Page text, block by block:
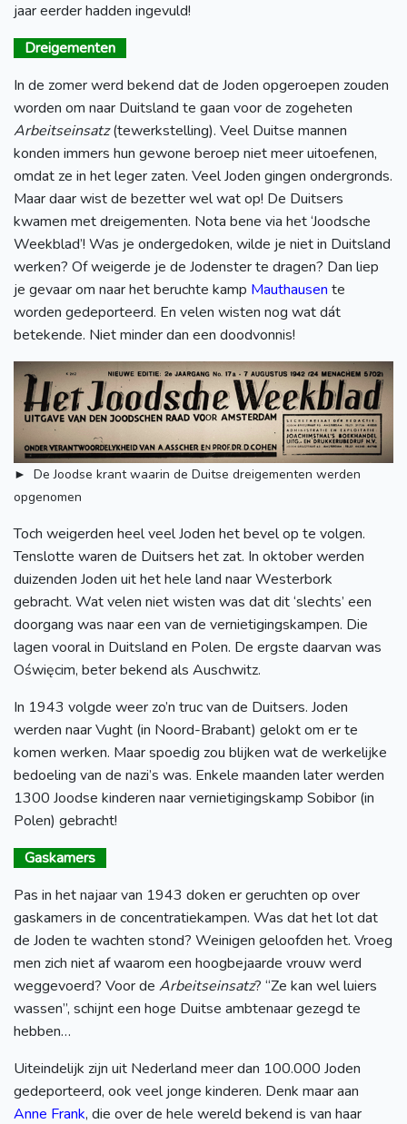
jaar eerder hadden ingevuld!
Dreigementen
In de zomer werd bekend dat de Joden opgeroepen zouden
worden om naar Duitsland te gaan voor de zogeheten
Arbeitseinsatz(tewerkstelling). Veel Duitse mannen
konden immers hun gewone beroep niet meer uitoefenen,
omdat ze in het leger zaten. Veel Joden gingen ondergronds.
Maar daar wist de bezetter wel wat op! De Duitsers
kwamen met dreigementen. Nota bene via het ‘Joodsche
Weekblad’! Was je ondergedoken, wilde je niet in Duitsland
werken? Of weigerde je de Jodenster te dragen? Dan liep
je gevaar om naar het beruchte kamp Mauthausen te
worden gedeporteerd. En velen wisten nog wat dát
betekende. Niet minder dan een doodvonnis!
► De Joodse krant waarin de Duitse dreigementen werden
opgenomen
Toch weigerden heel veel Joden het bevel op te volgen.
Tenslotte waren de Duitsers het zat. In oktober werden
duizenden Joden uit het hele land naar Westerbork
gebracht. Wat velen niet wisten was dat dit ‘slechts’ een
doorgang was naar een van de vernietigingskampen. Die
lagen vooral in Duitsland en Polen. De ergste daarvan was
Oświęcim, beter bekend als Auschwitz.
In 1943 volgde weer zo’n truc van de Duitsers. Joden
werden naar Vught (in Noord-Brabant) gelokt om er te
komen werken. Maar spoedig zou blijken wat de werkelijke
bedoeling van de nazi’s was. Enkele maanden later werden
1300 Joodse kinderen naar vernietigingskamp Sobibor (in
Polen) gebracht!
Gaskamers
Pas in het najaar van 1943 doken er geruchten op over
gaskamers in de concentratiekampen. Was dat het lot dat
de Joden te wachten stond? Weinigen geloofden het. Vroeg
men zich niet af waarom een hoogbejaarde vrouw werd
weggevoerd? Voor de Arbeitseinsatz? “Ze kan wel luiers
wassen”, schijnt een hoge Duitse ambtenaar gezegd te
hebben…
Uiteindelijk zijn uit Nederland meer dan 100.000 Joden
gedeporteerd, ook veel jonge kinderen. Denk maar aan
Anne Frank, die over de hele wereld bekend is van haar